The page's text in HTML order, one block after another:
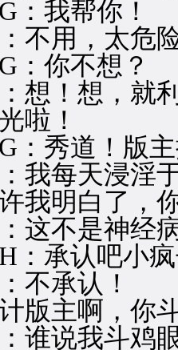
我帮你！
用，太危
你不想？
！想，就
啦！
秀道！版主
每天浸淫于
明白了，
不是神经病
承认吧小疯
承认！
主啊，你斗
说我斗鸡眼